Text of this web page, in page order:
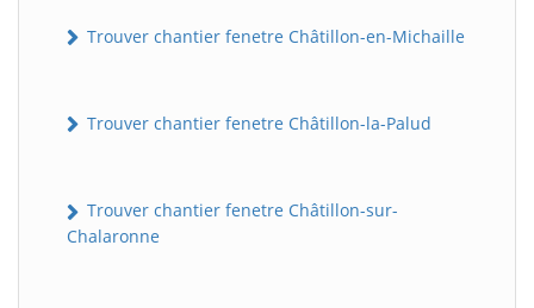
Trouver chantier fenetre Châtillon-en-Michaille
Trouver chantier fenetre Châtillon-la-Palud
Trouver chantier fenetre Châtillon-sur-
Chalaronne